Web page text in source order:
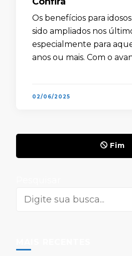
Os benefícios para
sido ampliados nos
especialmente para
anos ou mais. Com o
maior …
02/06/2025
Fim